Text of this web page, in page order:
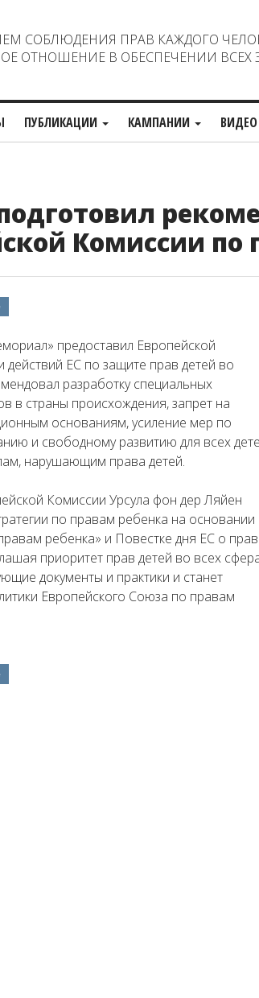
СОБЛЮДЕНИЯ ПРАВ КАЖДОГО
ОТНОШЕНИЕ В ОБЕСПЕЧЕНИИ ВСЕХ
ПУБЛИКАЦИИ КАМПАНИИ ВИДЕО
Комиссии по
предоставил Европейской
ЕС по защите прав детей во
разработку специальных
в страны происхождения, запрет на
основаниям, усиление мер по
и свободному развитию для всех
нарушающим права детей.
Комиссии Урсула фон дер Ляйен
по правам ребенка на основании
ребенка» и Повестке дня ЕС о
приоритет прав детей во всех
документы и практики и станет
Европейского Союза по правам